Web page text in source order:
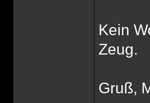
Kein
Zeug.
Gruß,